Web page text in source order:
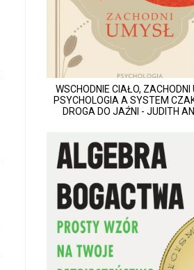
WSCHODNIE CIAŁO, ZACHODNI
PSYCHOLOGIA A SYSTEM
DROGA DO JAŹNI - JUDITH